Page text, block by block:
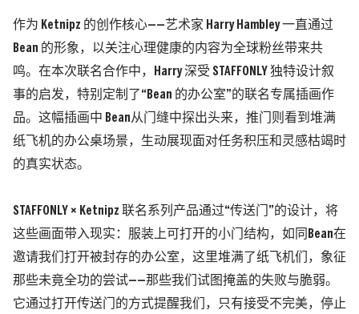
作为 Ketnipz 的创作核心——艺术家 Harry Hambley 一直通过
Bean 的形象，以关注心理健康的内容为全球粉丝带来共
鸣。在本次联名合作中，Harry 深受 STAFFONLY 独特设计叙
事的启发，特别定制了“Bean 的办公室”的联名专属插画作
品。这幅插画中 Bean从门缝中探出头来，推门则看到堆满
纸飞机的办公桌场景，生动展现面对任务积压和灵感枯竭时
的真实状态。
STAFFONLY × Ketnipz 联名系列产品通过“传送门”的设计，将
这些画面带入现实：服装上可打开的小门结构，如同Bean在
邀请我们打开被封存的办公室，这里堆满了纸飞机们，象征
那些未竟全功的尝试——那些我们试图掩盖的失败与脆弱。
它通过打开传送门的方式提醒我们，只有接受不完美，停止